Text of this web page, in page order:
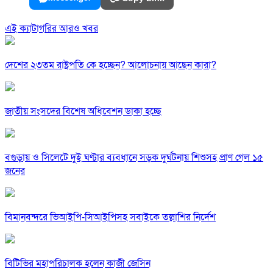
এই ক্যাটাগরির আরও খবর
দেশের ২৩তম রাষ্ট্রপতি কে হচ্ছেন? আলোচনায় আছেন কারা?
জাতীয় সংসদের বিশেষ অধিবেশন ডাকা হচ্ছে
বগুড়ায় ও সিলেটে দুই ঘণ্টার ব্যবধানে সড়ক দুর্ঘটনায় শিশুসহ প্রাণ গেল ১৫
জনের
বিমানবন্দরে ভিআইপি-সিআইপিসহ সবাইকে তল্লাশির নির্দেশ
বিটিভির মহাপরিচালক হলেন কাজী জেসিন